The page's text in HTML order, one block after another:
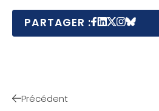
PARTAGER :
Précédent